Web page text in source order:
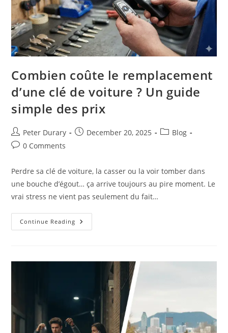
Combien coûte le remplacement
d’une clé de voiture ? Un guide
simple des prix
Post
author:
Peter Durary
PostDecember 20, 2025
PostBlog
Post0 Comments
Perdre sa clé de voiture, la casser ou la voir tomber dans
une bouche d’égout… ça arrive toujours au pire moment. Le
vrai stress ne vient pas seulement du fait…
Continue Reading Combien
Coûte
De
Simple
Prix